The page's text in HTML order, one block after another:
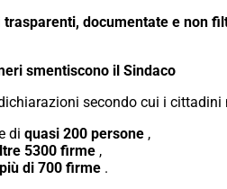
trasparenti, documentate e non
smentiscono il Sindaco
secondo cui i cittadini
di quasi 200 persone ,
5300 firme ,
più di 700 firme .